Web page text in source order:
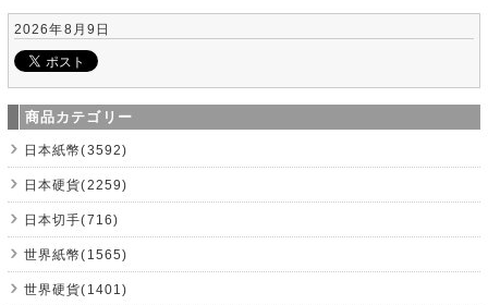
2026年8月9日
商品カテゴリー
日本紙幣(3592)
日本硬貨(2259)
日本切手(716)
世界紙幣(1565)
世界硬貨(1401)